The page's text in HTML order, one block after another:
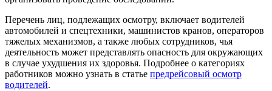
Перечень лиц, подлежащих осмотру, включает водителей
автомобилей и спецтехники, машинистов кранов, операторов
тяжелых механизмов, а также любых сотрудников, чья
деятельность может представлять опасность для окружающих
в случае ухудшения их здоровья. Подробнее о категориях
работников можно узнать в статье предрейсовый осмотр
водителей.